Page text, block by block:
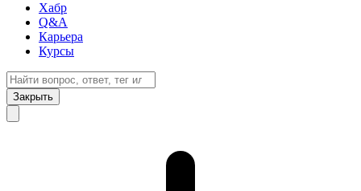
Хабр
Q&A
Карьера
Курсы
Закрыть